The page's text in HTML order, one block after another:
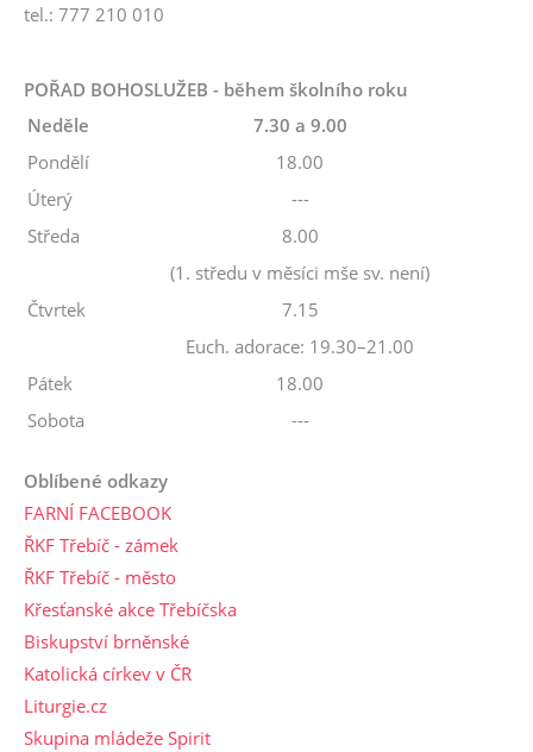
tel.: 777 210 010
POŘAD BOHOSLUŽEB - během školního roku
Neděle
7.30 a 9.00
Pondělí
18.00
Úterý
---
Středa
8.00
(1. středu v měsíci mše sv. není)
Čtvrtek
7.15
Euch. adorace: 19.30–21.00
Pátek
18.00
Sobota
---
Oblíbené odkazy
FARNÍ FACEBOOK
ŘKF Třebíč - zámek
ŘKF Třebíč - město
Křesťanské akce Třebíčska
Biskupství brněnské
Katolická církev v ČR
Liturgie.cz
Skupina mládeže Spirit